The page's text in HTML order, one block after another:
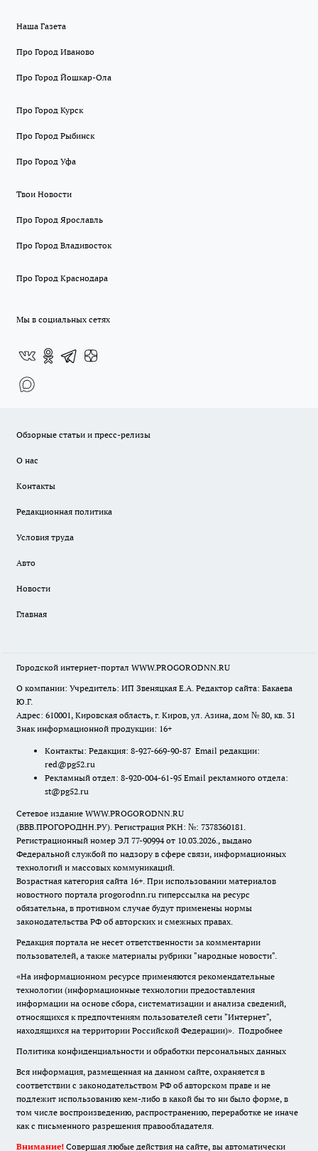
Наша Газета
Про Город Иваново
Про Город Йошкар-Ола
Про Город Курск
Про Город Рыбинск
Про Город Уфа
Твои Новости
Про Город Ярославль
Про Город Владивосток
Про Город Краснодара
Мы в социальных сетях
Обзорные статьи и пресс-релизы
О нас
Контакты
Редакционная политика
Условия труда
Авто
Новости
Главная
Городской интернет-портал WWW.PROGORODNN.RU
О компании: Учредитель: ИП Звеняцкая Е.А. Редактор сайта: Бакаева
Ю.Г.
Адрес: 610001, Кировская область, г. Киров, ул. Азина, дом № 80, кв. 31
Знак информационной продукции: 16+
Контакты: Редакция: 8-927-669-90-87 Email редакции:
red@pg52.ru
Рекламный отдел: 8-920-004-61-95 Email рекламного отдела:
st@pg52.ru
Сетевое издание WWW.PROGORODNN.RU
(ВВВ.ПРОГОРОДНН.РУ). Регистрация РКН: №: 7378360181.
Регистрационный номер ЭЛ 77-90994 от 10.03.2026., выдано
Федеральной службой по надзору в сфере связи, информационных
технологий и массовых коммуникаций.
Возрастная категория сайта 16+. При использовании материалов
новостного портала progorodnn.ru гиперссылка на ресурс
обязательна, в противном случае будут применены нормы
законодательства РФ об авторских и смежных правах.
Редакция портала не несет ответственности за комментарии
пользователей, а также материалы рубрики "народные новости".
«На информационном ресурсе применяются рекомендательные
технологии (информационные технологии предоставления
информации на основе сбора, систематизации и анализа сведений,
относящихся к предпочтениям пользователей сети "Интернет",
находящихся на территории Российской Федерации)». Подробнее
Политика конфиденциальности и обработки персональных данных
Вся информация, размещенная на данном сайте, охраняется в
соответствии с законодательством РФ об авторском праве и не
подлежит использованию кем-либо в какой бы то ни было форме, в
том числе воспроизведению, распространению, переработке не иначе
как с письменного разрешения правообладателя.
Внимание! Совершая любые действия на сайте, вы автоматически